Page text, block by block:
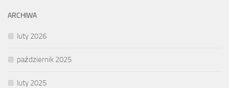
ARCHIWA
luty 2026
październik 2025
luty 2025